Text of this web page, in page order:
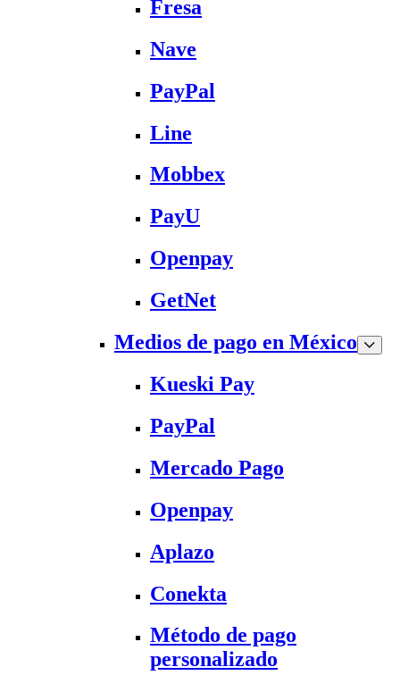
Fresa
Nave
PayPal
Line
Mobbex
PayU
Openpay
GetNet
Medios de pago en México
Kueski Pay
PayPal
Mercado Pago
Openpay
Aplazo
Conekta
Método de pago
personalizado